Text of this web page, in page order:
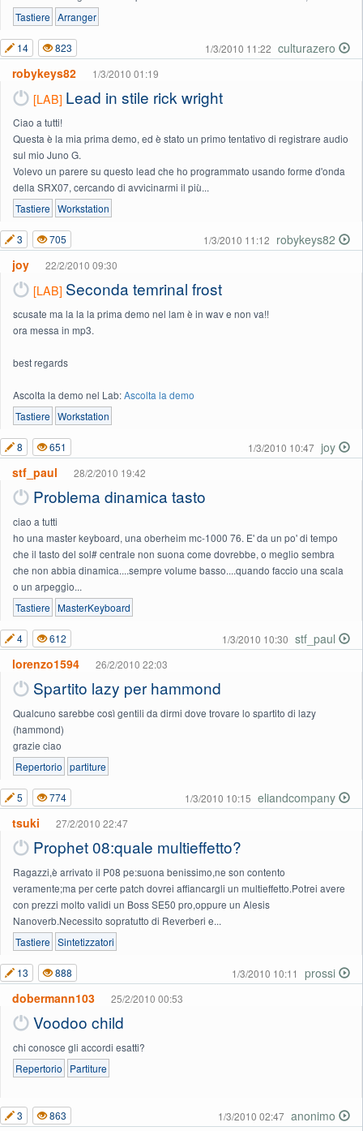
Tastiere Arranger
culturazero
1/3/2010 11:22
14 823
robykeys82 1/3/2010 01:19
[LAB] Lead in stile rick wright
Ciao a tutti!
Questa è la mia prima demo, ed è stato un primo tentativo di registrare audio
sul mio Juno G.
Volevo un parere su questo lead che ho programmato usando forme d'onda
della SRX07, cercando di avvicinarmi il più...
Tastiere Workstation
robykeys82
1/3/2010 11:12
3 705
joy 22/2/2010 09:30
[LAB] Seconda temrinal frost
scusate ma la la la prima demo nel lam è in wav e non va!!
ora messa in mp3.
best regards
Ascolta la demo nel Lab:Ascolta la demo
Tastiere Workstation
joy
1/3/2010 10:47
8 651
stf_paul 28/2/2010 19:42
Problema dinamica tasto
ciao a tutti
ho una master keyboard, una oberheim mc-1000 76. E' da un po' di tempo
che il tasto del sol# centrale non suona come dovrebbe, o meglio sembra
che non abbia dinamica....sempre volume basso....quando faccio una scala
o un arpeggio...
Tastiere MasterKeyboard
stf_paul
1/3/2010 10:30
4 612
lorenzo1594 26/2/2010 22:03
Spartito lazy per hammond
Qualcuno sarebbe così gentili da dirmi dove trovare lo spartito di lazy
(hammond)
grazie ciao
Repertorio partiture
eliandcompany
1/3/2010 10:15
5 774
tsuki 27/2/2010 22:47
Prophet 08:quale multieffetto?
Ragazzi,è arrivato il P08 pe:suona benissimo,ne son contento
veramente;ma per certe patch dovrei affiancargli un multieffetto.Potrei avere
con prezzi molto validi un Boss SE50 pro,oppure un Alesis
Nanoverb.Necessito sopratutto di Reverberi e...
Tastiere Sintetizzatori
prossi
1/3/2010 10:11
13 888
dobermann103 25/2/2010 00:53
Voodoo child
chi conosce gli accordi esatti?
Repertorio
Partiture
anonimo
1/3/2010 02:47
3 863